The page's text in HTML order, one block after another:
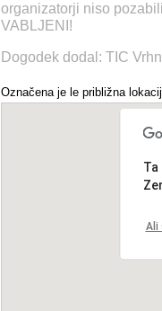
organizatorji niso
VABLJENI!
Dogodek dodal: TIC
Označena je le približna
Ta
Ali